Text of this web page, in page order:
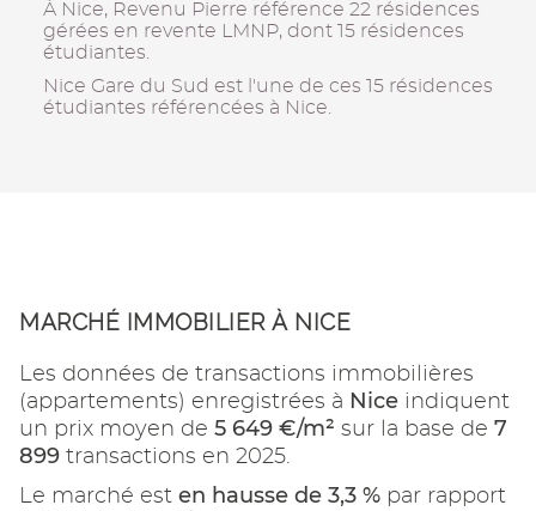
À Nice, Revenu Pierre référence 22 résidences
gérées en revente LMNP, dont 15 résidences
étudiantes.
Nice Gare du Sud est l'une de ces 15 résidences
étudiantes référencées à Nice.
MARCHÉ IMMOBILIER À NICE
Les données de transactions immobilières
(appartements) enregistrées à Nice indiquent
un prix moyen de 5 649 €/m² sur la base de 7
899 transactions en 2025.
Le marché est en hausse de 3,3 % par rapport